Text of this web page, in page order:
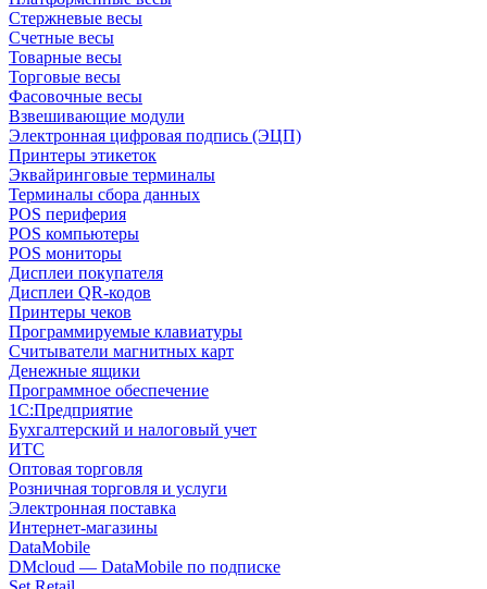
Стержневые весы
Счетные весы
Товарные весы
Торговые весы
Фасовочные весы
Взвешивающие модули
Электронная цифровая подпись (ЭЦП)
Принтеры этикеток
Эквайринговые терминалы
Терминалы сбора данных
POS периферия
POS компьютеры
POS мониторы
Дисплеи покупателя
Дисплеи QR-кодов
Принтеры чеков
Программируемые клавиатуры
Считыватели магнитных карт
Денежные ящики
Программное обеспечение
1С:Предприятие
Бухгалтерский и налоговый учет
ИТС
Оптовая торговля
Розничная торговля и услуги
Электронная поставка
Интернет-магазины
DataMobile
DMcloud — DataMobile по подписке